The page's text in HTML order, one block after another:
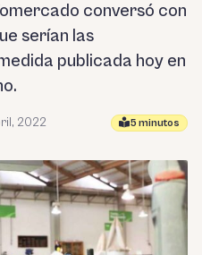
conversó con
serían las
publicada hoy en
2022 5 minutos